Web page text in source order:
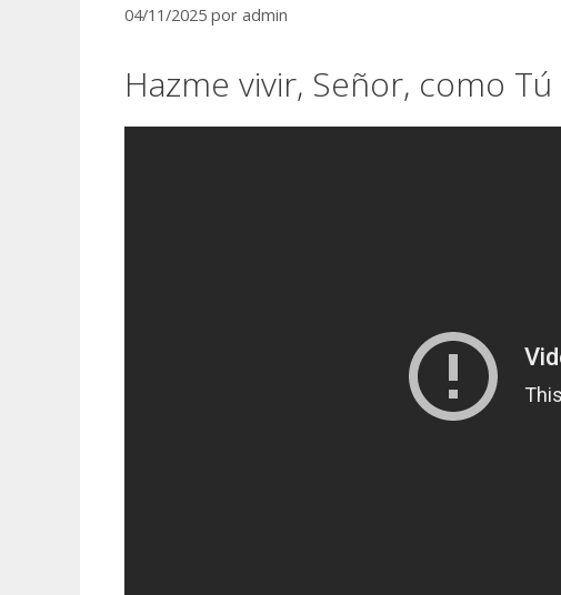
04/11/2025 por admin
Hazme vivir, Señor, como